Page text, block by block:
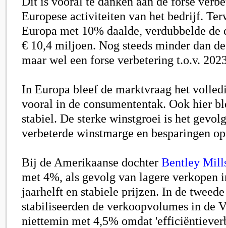
Europese activiteiten van het bedrijf.
Europa met 10% daalde, verdubbelde
€ 10,4 miljoen. Nog steeds minder dan
maar wel een forse verbetering t.o.v.
In Europa bleef de marktvraag het
vooral in de consumententak. Ook hier
stabiel. De sterke winstgroei is het
verbeterde winstmarge en besparingen
Bij de Amerikaanse dochter Bentley
met 4%, als gevolg van lagere verkopen
jaarhelft en stabiele prijzen. In de
stabiliseerden de verkoopvolumes in de
niettemin met 4,5% omdat